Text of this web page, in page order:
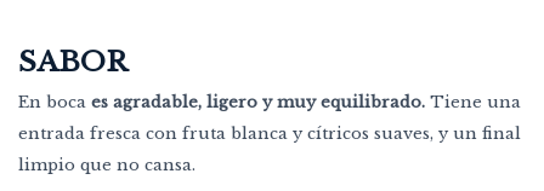
SABOR
En boca es agradable, ligero y muy equilibrado. Tiene una
entrada fresca con fruta blanca y cítricos suaves, y un final
limpio que no cansa.